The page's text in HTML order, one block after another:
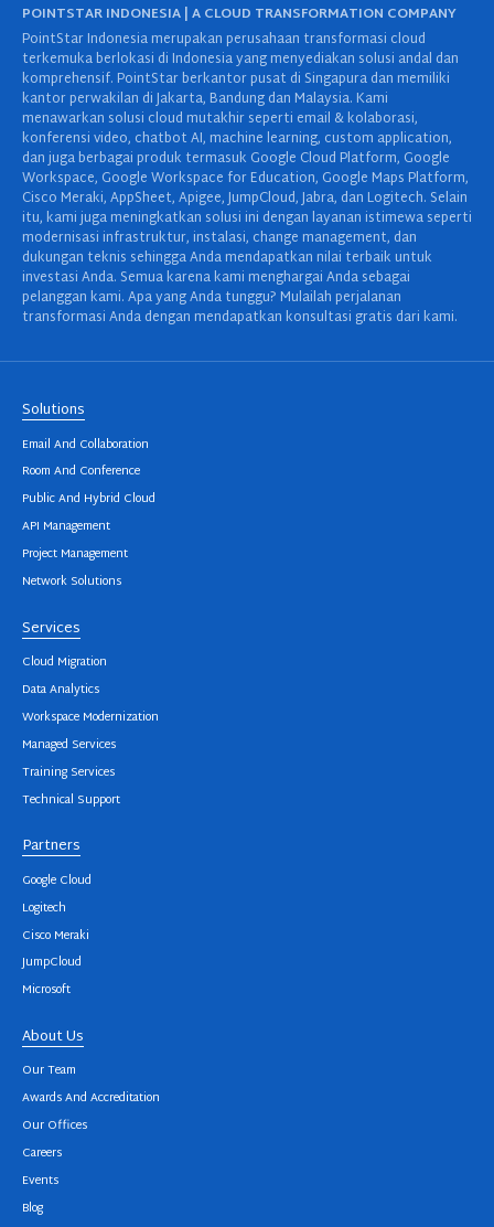
POINTSTAR INDONESIA | A CLOUD TRANSFORMATION COMPANY
PointStar Indonesia merupakan perusahaan transformasi cloud
terkemuka berlokasi di Indonesia yang menyediakan solusi andal dan
komprehensif. PointStar berkantor pusat di Singapura dan memiliki
kantor perwakilan di Jakarta, Bandung dan Malaysia. Kami
menawarkan solusi cloud mutakhir seperti email & kolaborasi,
konferensi video, chatbot AI, machine learning, custom application,
dan juga berbagai produk termasuk Google Cloud Platform, Google
Workspace, Google Workspace for Education, Google Maps Platform,
Cisco Meraki, AppSheet, Apigee, JumpCloud, Jabra, dan Logitech. Selain
itu, kami juga meningkatkan solusi ini dengan layanan istimewa seperti
modernisasi infrastruktur, instalasi, change management, dan
dukungan teknis sehingga Anda mendapatkan nilai terbaik untuk
investasi Anda. Semua karena kami menghargai Anda sebagai
pelanggan kami. Apa yang Anda tunggu? Mulailah perjalanan
transformasi Anda dengan mendapatkan konsultasi gratis dari kami.
Solutions
Email And Collaboration
Room And Conference
Public And Hybrid Cloud
API Management
Project Management
Network Solutions
Services
Cloud Migration
Data Analytics
Workspace Modernization
Managed Services
Training Services
Technical Support
Partners
Google Cloud
Logitech
Cisco Meraki
JumpCloud
Microsoft
About Us
Our Team
Awards And Accreditation
Our Offices
Careers
Events
Blog